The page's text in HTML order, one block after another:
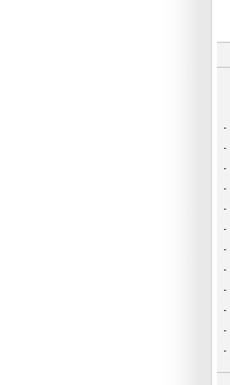
.
.
.
.
.
.
.
.
.
.
.
.